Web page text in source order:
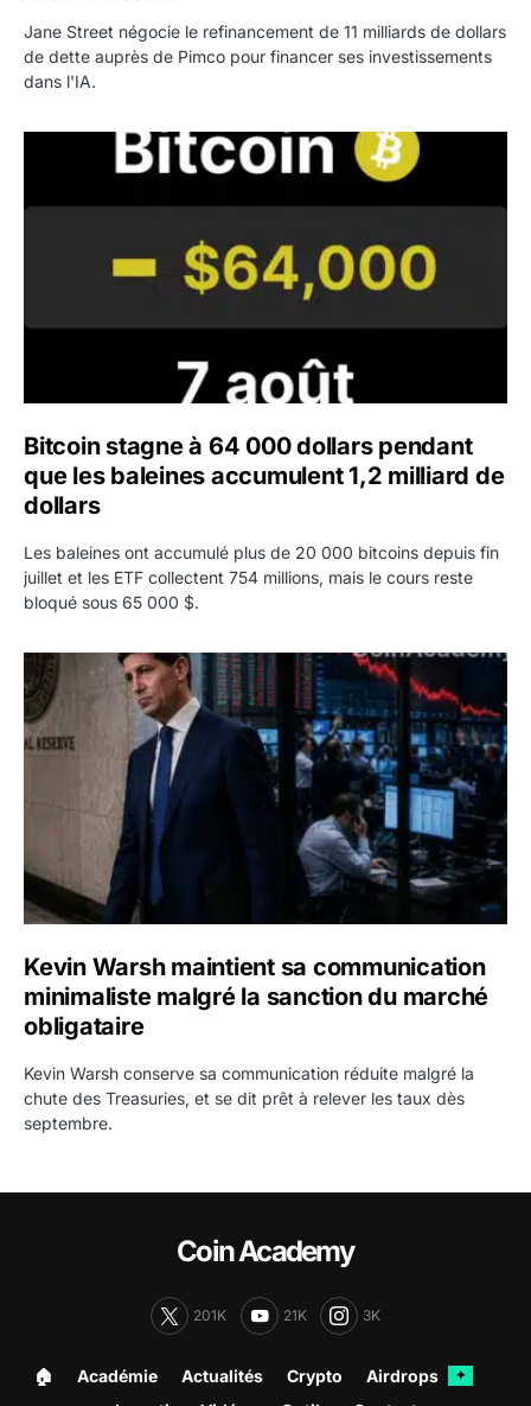
Jane Street négocie le refinancement de 11 milliards de dollars
de dette auprès de Pimco pour financer ses investissements
dans l'IA.
Bitcoin stagne à 64 000 dollars pendant que les
Bitcoin stagne à 64 000 dollars pendant
que les baleines accumulent 1,2 milliard de
dollars
Les baleines ont accumulé plus de 20 000 bitcoins depuis fin
juillet et les ETF collectent 754 millions, mais le cours reste
bloqué sous 65 000 $.
Kevin Warsh maintient sa communication minimaliste
Kevin Warsh maintient sa communication
minimaliste malgré la sanction du marché
obligataire
Kevin Warsh conserve sa communication réduite malgré la
chute des Treasuries, et se dit prêt à relever les taux dès
septembre.
Coin Academy
201K 21K 3K
🏠︎ Académie Actualités Crypto Airdrops ✦